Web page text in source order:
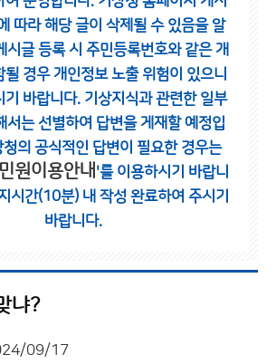
따라 해당 글이 삭제될 수 있음을 알
시글 등록 시 주민등록번호와 같은 개
될 경우 개인정보 노출 위험이 있으니
기 바랍니다. 기상지식과 관련한 일부
서는 선별하여 답변을 게재할 예정입
의 공식적인 답변이 필요한 경우는
원이용안내 '를 이용하시기 바랍니
시간(10분) 내 작성 완료하여 주시기
바랍니다.
냐?
09/17